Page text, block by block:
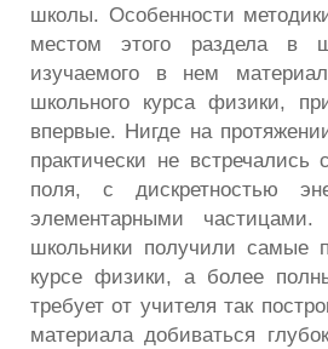
школы. Особенности
местом этого раздела в
изучаемого в нем
школьного курса физики,
впервые. Нигде на
практически не
поля, с дискретностью
элементарными
школьники получили самые
курсе физики, а более
требует от учителя так
материала добиваться